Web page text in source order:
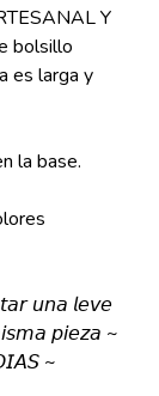
Y
bolsillo
es larga y
la base.
𝘶𝘯𝘢 𝘭𝘦𝘷𝘦
𝘱𝘪𝘦𝘻𝘢 ~
~